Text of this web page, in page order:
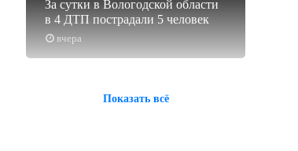
вчера
За сутки в Вологодской области
в 4 ДТП пострадали 5 человек
Показать всё